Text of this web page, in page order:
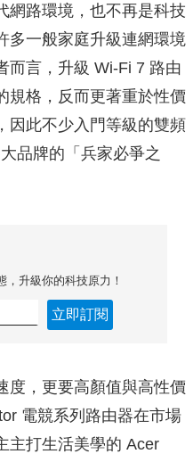
網路環境，也不再是科技
多一般家庭升級連網環境
而言，升級 Wi-Fi 7 路由
規格，反而更著重於性價
因此不少入門等級的雙頻
品牌的「兵家必爭之
升級你的科技原力！
立即訂閱
度，更要高顏值與高性價
電競系列路由器在市場
主打生活美學的 Acer